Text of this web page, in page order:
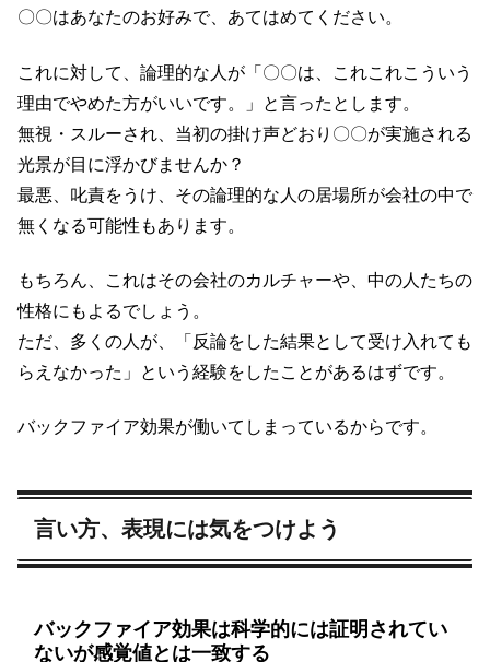
〇〇はあなたのお好みで、あてはめてください。
これに対して、論理的な人が「〇〇は、これこれこういう
理由でやめた方がいいです。」と言ったとします。
無視・スルーされ、当初の掛け声どおり〇〇が実施される
光景が目に浮かびませんか？
最悪、叱責をうけ、その論理的な人の居場所が会社の中で
無くなる可能性もあります。
もちろん、これはその会社のカルチャーや、中の人たちの
性格にもよるでしょう。
ただ、多くの人が、「反論をした結果として受け入れても
らえなかった」という経験をしたことがあるはずです。
バックファイア効果が働いてしまっているからです。
言い方、表現には気をつけよう
バックファイア効果は科学的には証明されてい
ないが感覚値とは一致する